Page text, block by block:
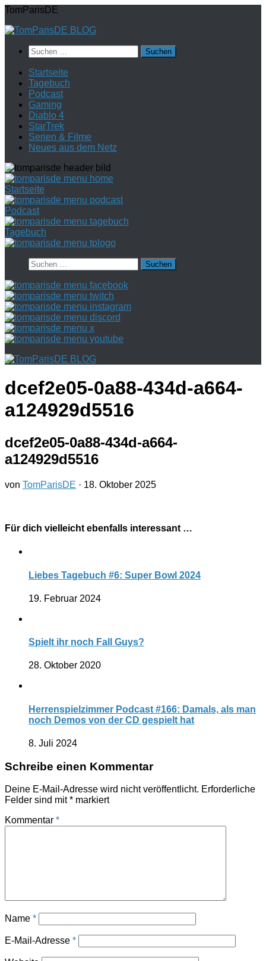
Zum
springen
TomParisDE
Suchen
nach:
Startseite
Tagebuch
Podcast
Gaming
Diablo 4
StarTrek
Serien & Filme
Neues aus dem Netz
Startseite
Podcast
Tagebuch
Suchen
nach:
dcef2e05-0a88-434d-a664-
a124929d5516
dcef2e05-0a88-434d-a664-
a124929d5516
von TomParisDE · 18. Oktober 2025
Für dich vielleicht ebenfalls interessant …
Liebes Tagebuch #6: Super Bowl 2024
19. Februar 2024
Spielt ihr noch Fall Guys?
28. Oktober 2020
Herrenspielzimmer Podcast #166: Damals, als man
noch Demos von der CD gespielt hat
8. Juli 2024
Schreibe einen Kommentar
Deine E-Mail-Adresse wird nicht veröffentlicht. Erforderliche
Felder sind mit* markiert
Kommentar *
Name *
E-Mail-Adresse *